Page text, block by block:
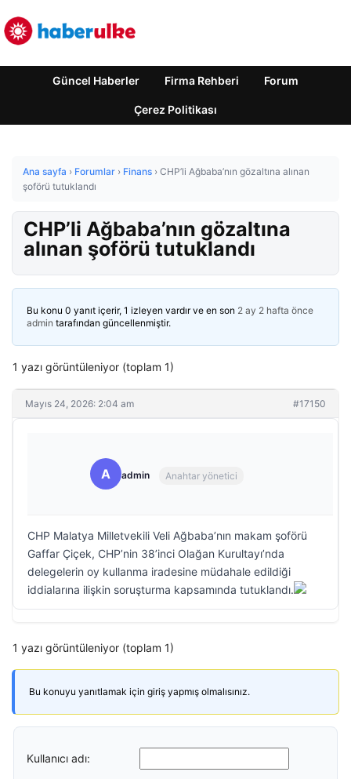
Güncel Haberler Firma Rehberi Forum
Çerez Politikası
Ana sayfa › Forumlar › Finans › CHP’li Ağbaba’nın gözaltına alınan
şoförü tutuklandı
CHP’li Ağbaba’nın gözaltına
alınan şoförü tutuklandı
Bu konu 0 yanıt içerir, 1 izleyen vardır ve en son 2 ay 2 hafta önce
admin tarafından güncellenmiştir.
1 yazı görüntüleniyor (toplam 1)
Mayıs 24, 2026: 2:04 am #17150
A admin Anahtar yönetici
CHP Malatya Milletvekili Veli Ağbaba’nın makam şoförü
Gaffar Çiçek, CHP’nin 38’inci Olağan Kurultayı’nda
delegelerin oy kullanma iradesine müdahale edildiği
iddialarına ilişkin soruşturma kapsamında tutuklandı.
1 yazı görüntüleniyor (toplam 1)
Bu konuyu yanıtlamak için giriş yapmış olmalısınız.
Kullanıcı adı: